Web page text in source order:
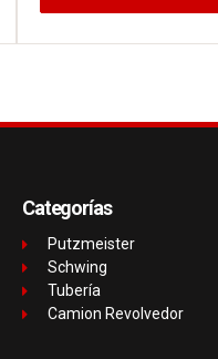
Categorías
Putzmeister
Schwing
Tubería
Camion Revolvedor